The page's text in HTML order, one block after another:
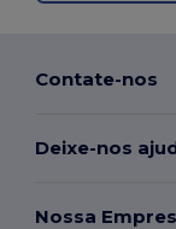
Contate-nos
Deixe-nos
Nossa